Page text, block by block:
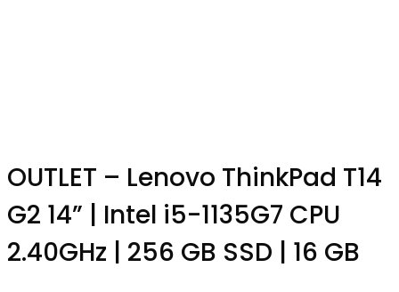
OUTLET – Lenovo ThinkPad T14
G2 14” | Intel i5-1135G7 CPU
2.40GHz | 256 GB SSD | 16 GB